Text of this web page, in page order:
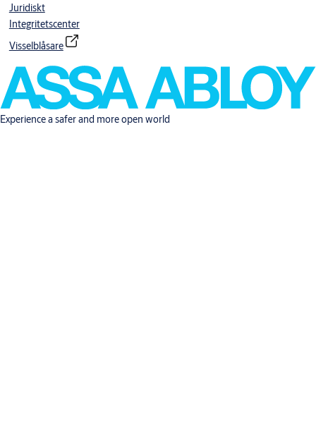
Juridiskt
Integritetscenter
Visselblåsare
Experience a safer and more open world